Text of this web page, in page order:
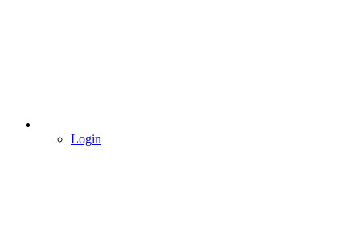
Login